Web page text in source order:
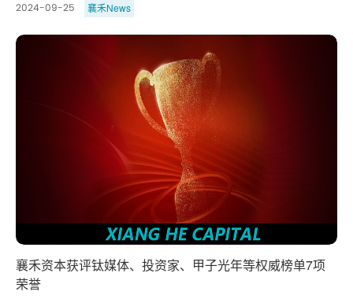
2024-09-25 襄禾News
襄禾资本获评钛媒体、投资家、甲子光年等权威榜单7项
荣誉